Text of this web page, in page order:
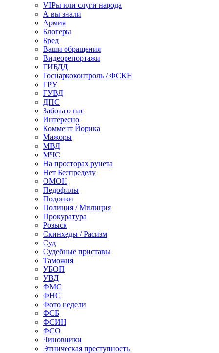
VIPы или слуги народа
А вы знали
Армия
Блогеры
Бред
Ваши обращения
Видеорепортажи
ГИБДД
Госнаркоконтроль / ФСКН
ГРУ
ГУВД
ДПС
Забота о нас
Интересно
Коммент Йорика
Мажоры
МВД
МЧС
На просторах рунета
Нет Беспределу
ОМОН
Педофилы
Подонки
Полиция / Милиция
Прокуратура
Розыск
Скинхеды / Расизм
Суд
Судебные приставы
Таможня
УБОП
УВД
ФМС
ФНС
Фото недели
ФСБ
ФСИН
ФСО
Чиновники
Этническая преступность